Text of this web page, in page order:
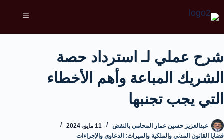
شرح عملي لـ استرداد حصة
الشريك المباعة وأهم الأخطاء
التي يجب تجنبها
عبدالعزيز حسين عمار المحامي بالنقض
11 مايو، 2024
قضايا القانون المدني والملكية والميراث: الدعاوى والإجراءات